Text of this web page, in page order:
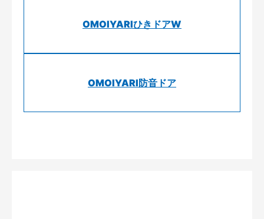
OMOIYARIひきドアW
OMOIYARI防音ドア